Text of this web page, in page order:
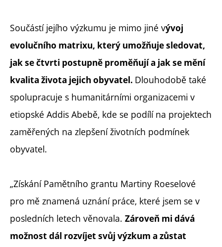
Součástí jejího výzkumu je mimo jiné vývoj
evolučního matrixu, který umožňuje sledovat,
jak se čtvrti postupně proměňují a jak se mění
kvalita života jejich obyvatel. Dlouhodobě také
spolupracuje s humanitárními organizacemi v
etiopské Addis Abebě, kde se podílí na projektech
zaměřených na zlepšení životních podmínek
obyvatel.
„Získání Pamětního grantu Martiny Roeselové
pro mě znamená uznání práce, které jsem se v
posledních letech věnovala. Zároveň mi dává
možnost dál rozvíjet svůj výzkum a zůstat